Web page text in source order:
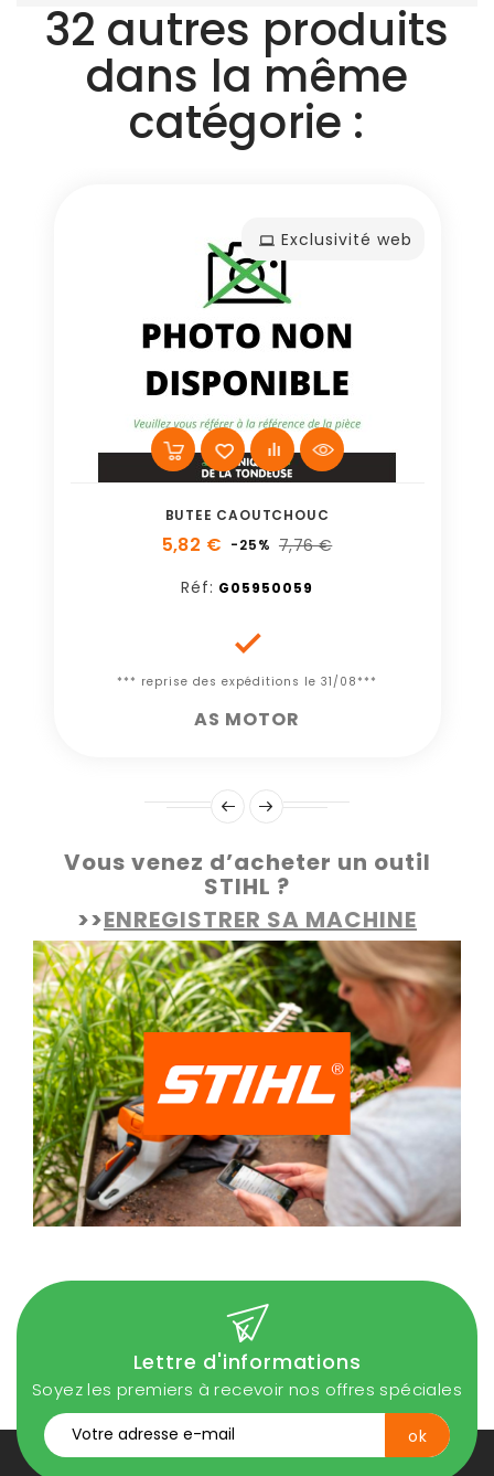
32 autres produits
dans la même
catégorie :
Exclusivité web
BUTEE CAOUTCHOUC
5,82 € -25% 7,76 €
Réf: G05950059

*** reprise des expéditions le 31/08***
AS MOTOR
Vous venez d’acheter un outil
STIHL ?
>>ENREGISTRER SA MACHINE
Lettre d'informations
Soyez les premiers à recevoir nos offres spéciales